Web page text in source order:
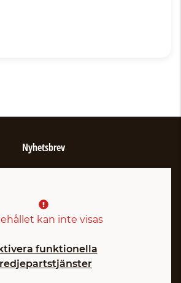
Nyhetsbrev
kan inte visas
funktionella